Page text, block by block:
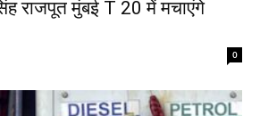
राजपूत मुंबई T 20 में मचाएंगे
0